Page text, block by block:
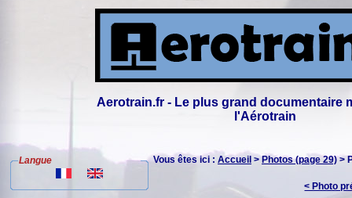
Aerotrain.fr - Le plus grand documentaire
l'Aérotrain
Langue Vous êtes ici : Accueil > Photos (page 29) >
< Photo